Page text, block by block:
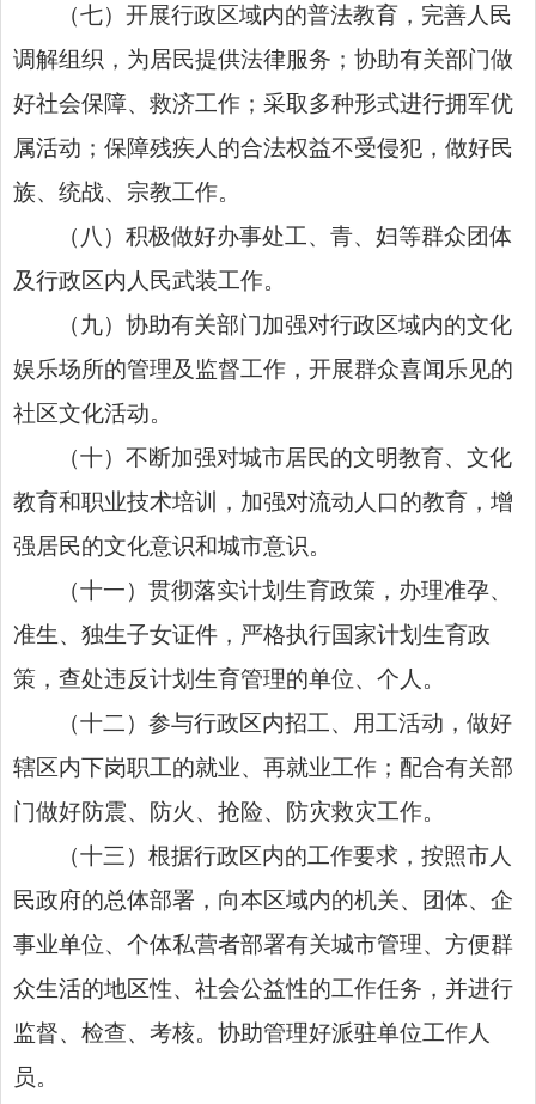
（七）开展行政区域内的普法教育，完善人民
调解组织，为居民提供法律服务；协助有关部门做
好社会保障、救济工作；采取多种形式进行拥军优
属活动；保障残疾人的合法权益不受侵犯，做好民
族、统战、宗教工作。
（八）积极做好办事处工、青、妇等群众团体
及行政区内人民武装工作。
（九）协助有关部门加强对行政区域内的文化
娱乐场所的管理及监督工作，开展群众喜闻乐见的
社区文化活动。
（十）不断加强对城市居民的文明教育、文化
教育和职业技术培训，加强对流动人口的教育，增
强居民的文化意识和城市意识。
（十一）贯彻落实计划生育政策，办理准孕、
准生、独生子女证件，严格执行国家计划生育政
策，查处违反计划生育管理的单位、个人。
（十二）参与行政区内招工、用工活动，做好
辖区内下岗职工的就业、再就业工作；配合有关部
门做好防震、防火、抢险、防灾救灾工作。
（十三）根据行政区内的工作要求，按照市人
民政府的总体部署，向本区域内的机关、团体、企
事业单位、个体私营者部署有关城市管理、方便群
众生活的地区性、 社会公益性的工作任务，并进行
监督、检查、考核。协助管理好派驻单位工作人
员。